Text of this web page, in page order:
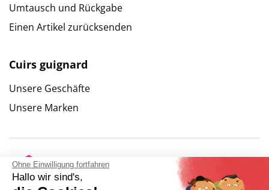
Ohne Einwilligung fortfahren
Hallo wir sind's,
Umtausch und Rückgabe
Einen Artikel zurücksenden
Cuirs guignard
Unsere Geschäfte
Unsere Marken